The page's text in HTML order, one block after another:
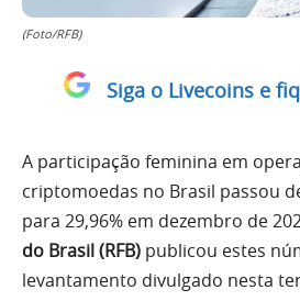
(Foto/RFB)
Siga o Livecoins e
A participação feminina em
criptomoedas no Brasil passou
para 29,96% em dezembro de
do Brasil (RFB) publicou estes
levantamento divulgado nesta